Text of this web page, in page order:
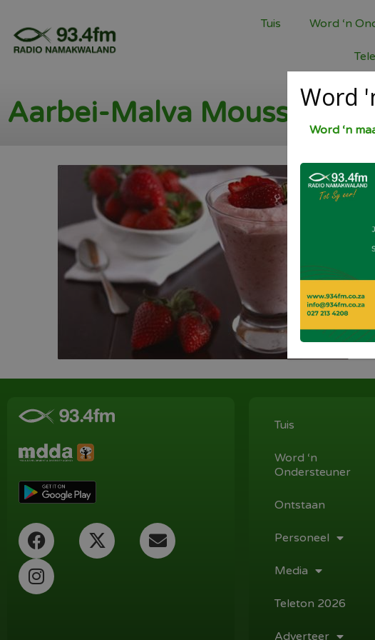
Tuis Word ‘n
Aarbei-Malva Mousse
Tuis
Word ‘n
Ondersteuner
Ontstaan
Personeel
Media
Teleton 2026
Adverteer
Word
Word ‘n